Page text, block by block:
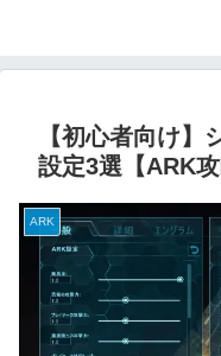
【初心者向け】
設定3選【ARK攻
ARK